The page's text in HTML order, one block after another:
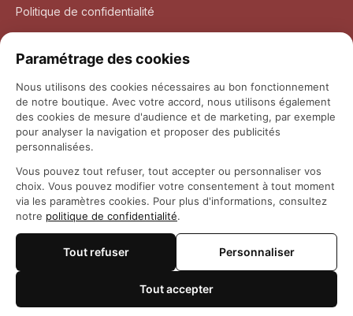
Politique de confidentialité
Politique de retour et remboursement
Coordonnées
Questions fréquemment posées
© 2026 Maison Otaku
Paramétrage des cookies
Nous utilisons des cookies nécessaires au bon fonctionnement
de notre boutique. Avec votre accord, nous utilisons également
des cookies de mesure d'audience et de marketing, par exemple
pour analyser la navigation et proposer des publicités
personnalisées.
Vous pouvez tout refuser, tout accepter ou personnaliser vos
choix. Vous pouvez modifier votre consentement à tout moment
via les paramètres cookies. Pour plus d'informations, consultez
notre politique de confidentialité.
Tout refuser Personnaliser
Tout accepter